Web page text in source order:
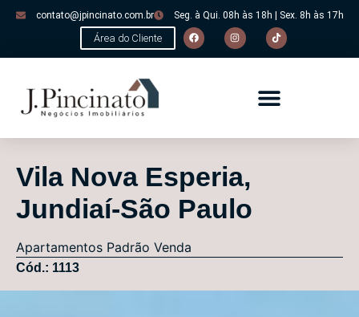
contato@jpincinato.com.br Seg. à Qui. 08h às 18h | Sex. 8h às 17h
Área do Cliente
Vila Nova Esperia,
Jundiaí-São Paulo
Apartamentos Padrão Venda
Cód.: 1113